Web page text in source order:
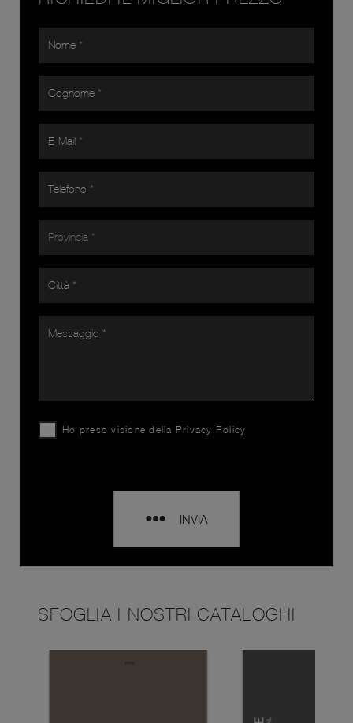
Ho preso visione della Privacy Policy
INVIA
SFOGLIA I NOSTRI CATALOGHI